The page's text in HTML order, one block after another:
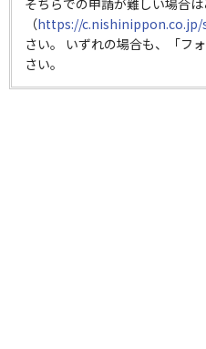
そちらでの申請が難しい場合
（https://
さい。 いずれの場合も、「フ
さい。